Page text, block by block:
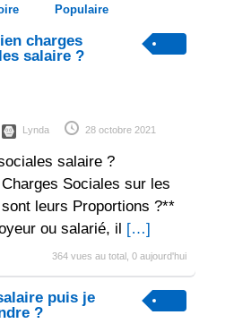
Populaire
charges
salaire ?
Lynda 28 octobre 2021
salaire ?
Sociales sur les
leurs Proportions ?**
ou salarié, il
[…]
364 vues au total, 0 aujourd'hui
puis je
?